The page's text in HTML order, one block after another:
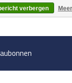
verbergen